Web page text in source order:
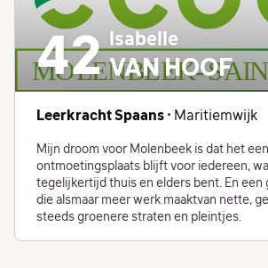
42 Isabelle
VAN HOOF
Leerkracht Spaans • Maritiemwijk
Mijn droom voor Molenbeek is dat het een
ontmoetingsplaats blijft voor iedereen,
tegelijkertijd thuis en elders bent. En een
die alsmaar meer werk maaktvan nette,
steeds groenere straten en pleintjes.